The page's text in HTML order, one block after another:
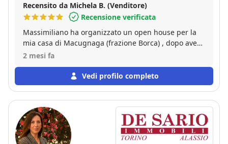
Recensito da Michela B. (Venditore)
Recensione verificata
Massimiliano ha organizzato un open house per la
mia casa di Macugnaga (frazione Borca) , dopo aver
fatto i necessari sopralluoghi ed ottima pubblicità.
ha poi seguito passo passo fino al rogito con
impegno e pazienza!! Assolutamente TOP!!!
2 mesi fa
Vedi profilo completo